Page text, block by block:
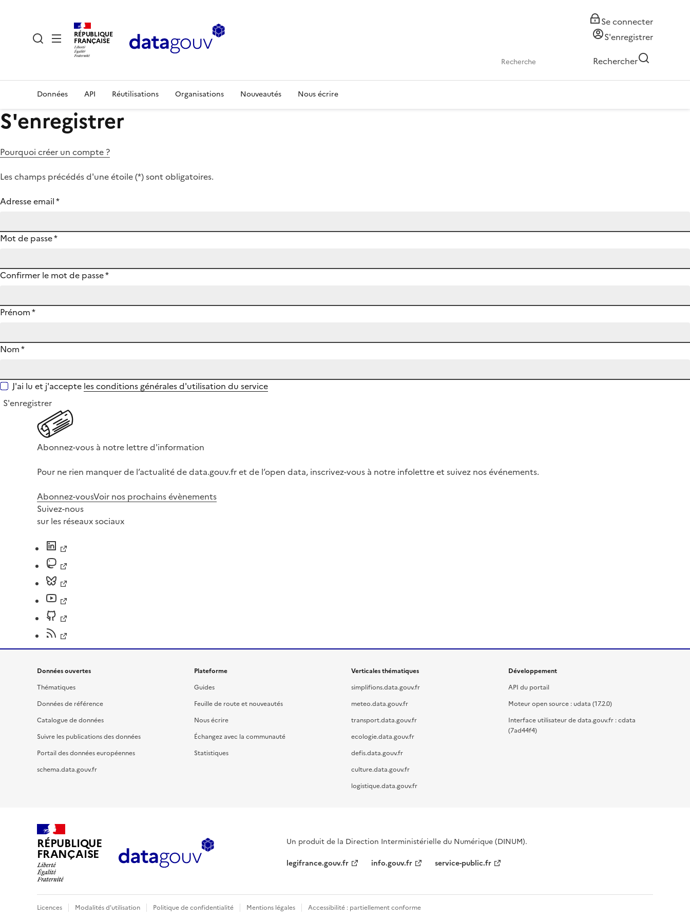
RÉPUBLIQUE
FRANÇAISE
Se connecter
S'enregistrer
Rechercher
Données API Réutilisations Organisations Nouveautés Nous écrire
S'enregistrer
Pourquoi créer un compte ?
Les champs précédés d'une étoile (*) sont obligatoires.
Adresse email*
Mot de passe*
Confirmer le mot de passe*
Prénom*
Nom*
J'ai lu et j'accepte les conditions générales d'utilisation du service
S'enregistrer
Abonnez-vous à notre lettre d'information
Pour ne rien manquer de l’actualité de data.gouv.fr et de l’open data, inscrivez-vous à notre infolettre et suivez nos événements.
Abonnez-vousVoir nos prochains évènements
Suivez-nous
sur les réseaux sociaux
Données ouvertes
Thématiques
Données de référence
Catalogue de données
Suivre les publications des données
Portail des données européennes
schema.data.gouv.fr
Plateforme
Guides
Feuille de route et nouveautés
Nous écrire
Échangez avec la communauté
Statistiques
Verticales thématiques
simplifions.data.gouv.fr
meteo.data.gouv.fr
transport.data.gouv.fr
ecologie.data.gouv.fr
defis.data.gouv.fr
culture.data.gouv.fr
logistique.data.gouv.fr
Développement
API du portail
Moteur open source : udata (17.2.0)
Interface utilisateur de data.gouv.fr : cdata
(7ad44f4)
RÉPUBLIQUE
FRANÇAISE
Un produit de la Direction Interministérielle du Numérique (DINUM).
legifrance.gouv.fr
info.gouv.fr service-public.fr
Licences Modalités d'utilisation Politique de confidentialité Mentions légales Accessibilité : partiellement conforme